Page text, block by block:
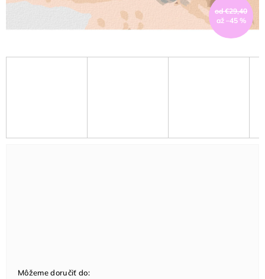
od €29,40
až –45 %
Môžeme doručiť do: